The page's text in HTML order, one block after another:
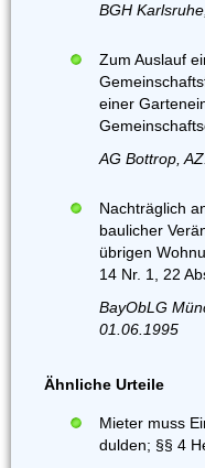
BGH
Zum Auslauf
einer
AG Bottrop,
Nachträglich
baulicher
übrigen
14 Nr. 1, 22
BayObLG
01.06.1995
Ähnliche Urteile
Mieter muss
dulden; §§ 4